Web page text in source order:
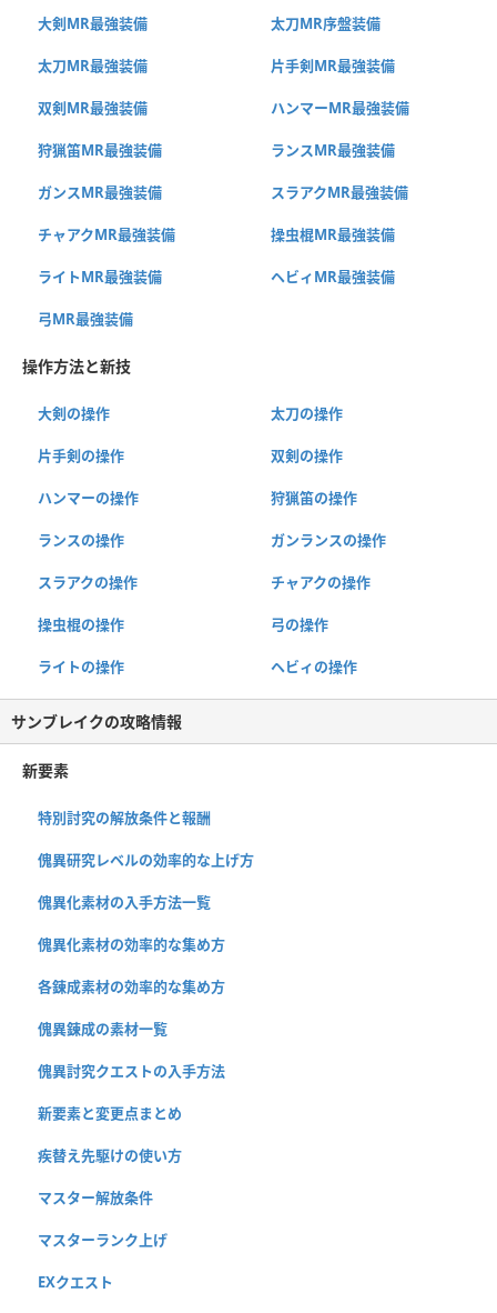
大剣MR最強装備 太刀MR序盤装備
太刀MR最強装備 片手剣MR最強装備
双剣MR最強装備 ハンマーMR最強装備
狩猟笛MR最強装備 ランスMR最強装備
ガンスMR最強装備 スラアクMR最強装備
チャアクMR最強装備 操虫棍MR最強装備
ライトMR最強装備 ヘビィMR最強装備
弓MR最強装備
操作方法と新技
大剣の操作 太刀の操作
片手剣の操作 双剣の操作
ハンマーの操作 狩猟笛の操作
ランスの操作 ガンランスの操作
スラアクの操作 チャアクの操作
操虫棍の操作 弓の操作
ライトの操作 ヘビィの操作
サンブレイクの攻略情報
新要素
特別討究の解放条件と報酬
傀異研究レベルの効率的な上げ方
傀異化素材の入手方法一覧
傀異化素材の効率的な集め方
各錬成素材の効率的な集め方
傀異錬成の素材一覧
傀異討究クエストの入手方法
新要素と変更点まとめ
疾替え先駆けの使い方
マスター解放条件
マスターランク上げ
EXクエスト